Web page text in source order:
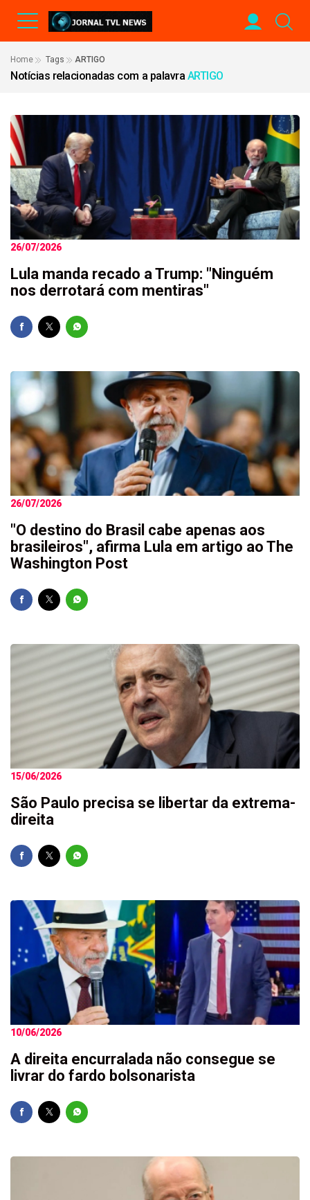
Home Tags ARTIGO
Notícias relacionadas com a palavra ARTIGO
26/07/2026
Lula manda recado a Trump: "Ninguém
nos derrotará com mentiras"
26/07/2026
"O destino do Brasil cabe apenas aos
brasileiros", afirma Lula em artigo ao The
Washington Post
15/06/2026
São Paulo precisa se libertar da extrema-
direita
10/06/2026
A direita encurralada não consegue se
livrar do fardo bolsonarista